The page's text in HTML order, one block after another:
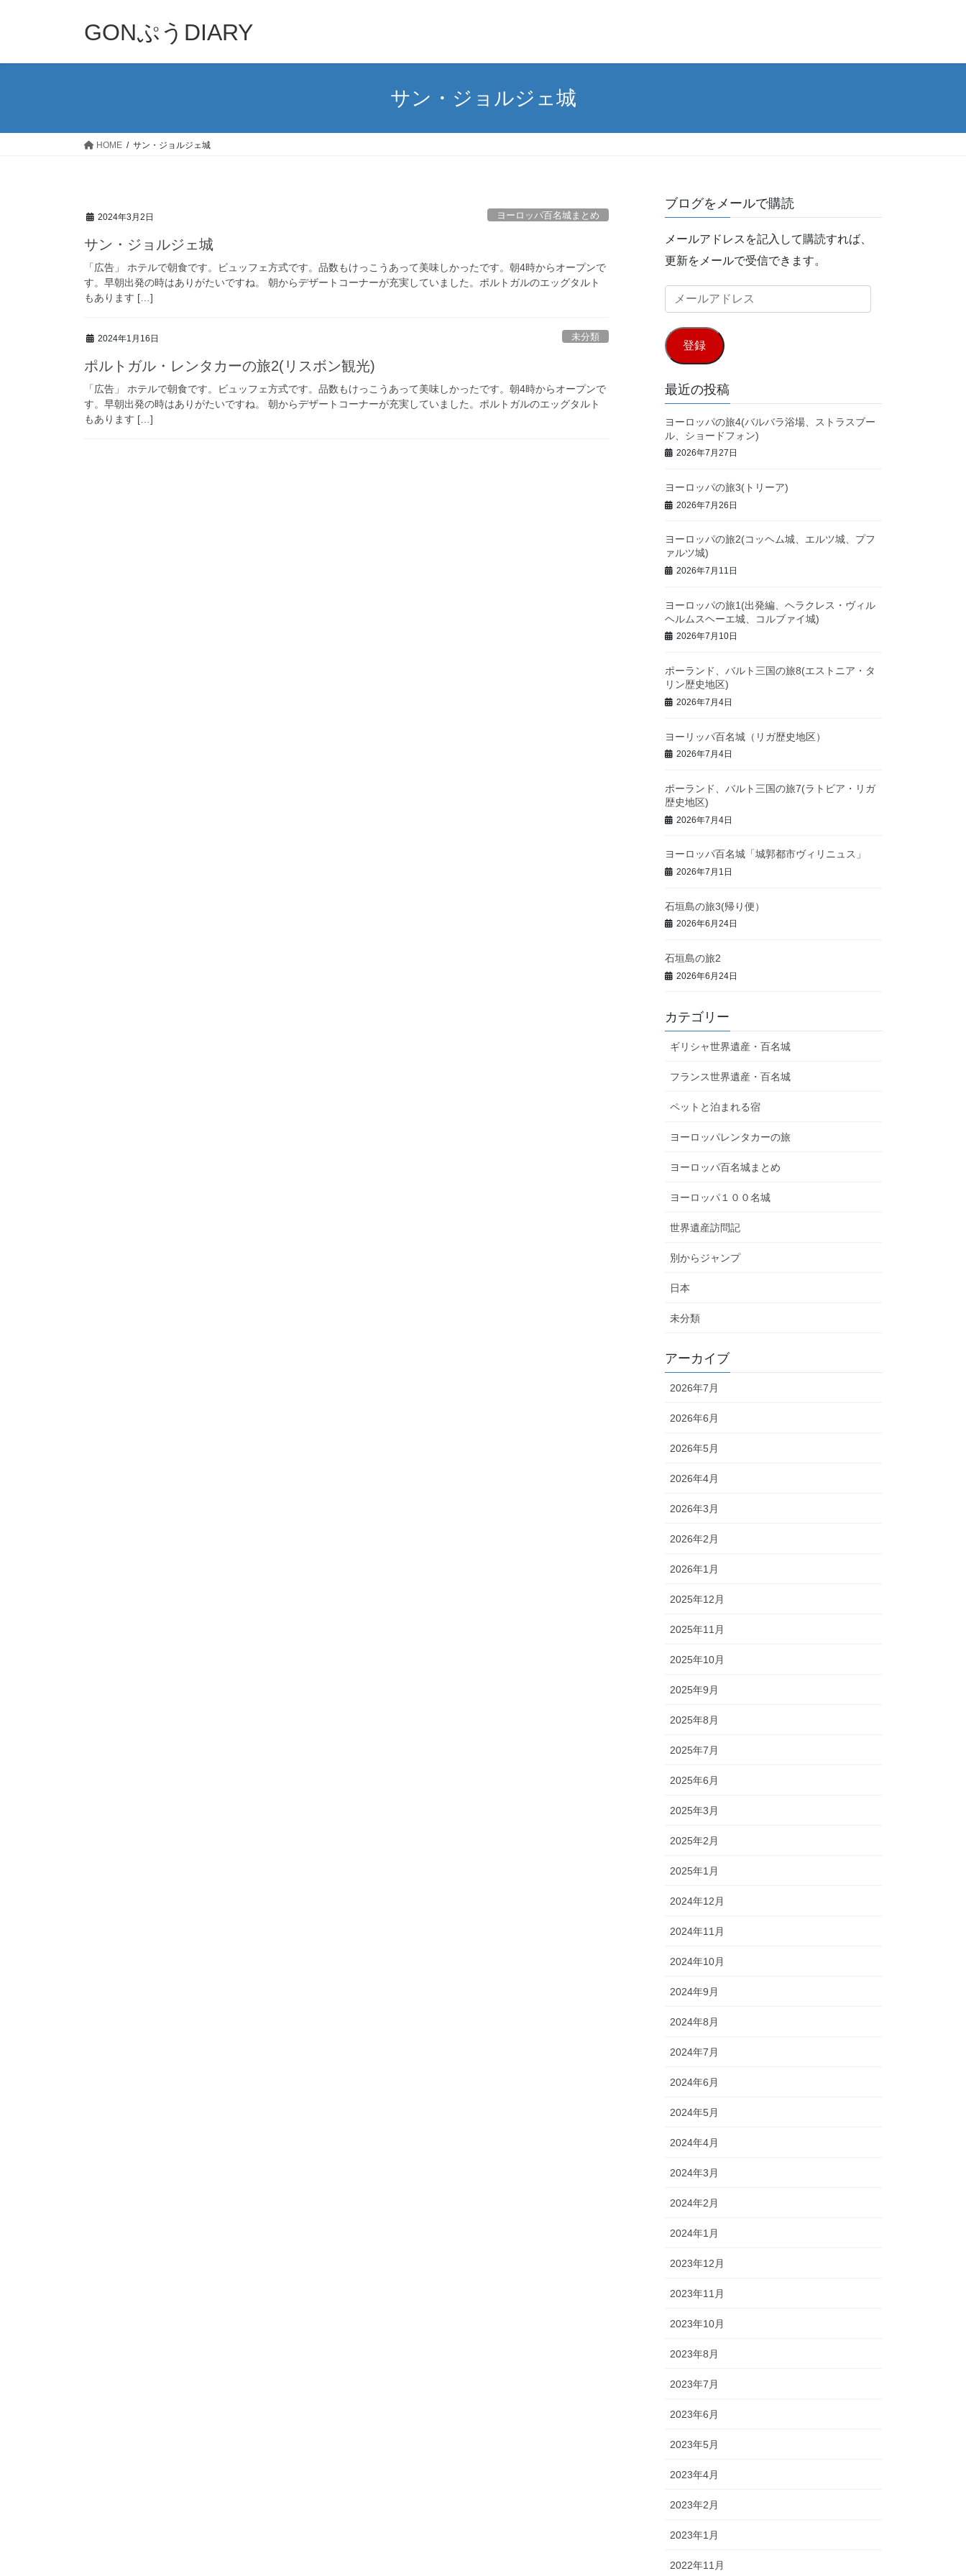
GONぷうDIARY
サン・ジョルジェ城
HOME サン・ジョルジェ城
2024年3月2日 ヨーロッパ百名城まとめ
サン・ジョルジェ城
「広告」 ホテルで朝食です。ビュッフェ方式です。品数もけっこうあって美味しかったです。朝4時からオープンで
す。早朝出発の時はありがたいですね。 朝からデザートコーナーが充実していました。ポルトガルのエッグタルト
もあります […]
2024年1月16日 未分類
ポルトガル・レンタカーの旅2(リスボン観光)
「広告」 ホテルで朝食です。ビュッフェ方式です。品数もけっこうあって美味しかったです。朝4時からオープンで
す。早朝出発の時はありがたいですね。 朝からデザートコーナーが充実していました。ポルトガルのエッグタルト
もあります […]
ブログをメールで購読
メールアドレスを記入して購読すれば、
更新をメールで受信できます。
ー
ル
ア
ド
レ
ス
登録
最近の投稿
ヨーロッパの旅4(バルバラ浴場、ストラスブー
ル、ショードフォン)
2026年7月27日
ヨーロッパの旅3(トリーア)
2026年7月26日
ヨーロッパの旅2(コッヘム城、エルツ城、プフ
ァルツ城)
2026年7月11日
ヨーロッパの旅1(出発編、ヘラクレス・ヴィル
ヘルムスヘーエ城、コルブァイ城)
2026年7月10日
ポーランド、バルト三国の旅8(エストニア・タ
リン歴史地区)
2026年7月4日
ヨーリッパ百名城（リガ歴史地区）
2026年7月4日
ポーランド、バルト三国の旅7(ラトビア・リガ
歴史地区)
2026年7月4日
ヨーロッパ百名城「城郭都市ヴィリニュス」
2026年7月1日
石垣島の旅3(帰り便）
2026年6月24日
石垣島の旅2
2026年6月24日
カテゴリー
ギリシャ世界遺産・百名城
フランス世界遺産・百名城
ペットと泊まれる宿
ヨーロッパレンタカーの旅
ヨーロッパ百名城まとめ
ヨーロッパ１００名城
世界遺産訪問記
別からジャンプ
日本
未分類
アーカイブ
2026年7月
2026年6月
2026年5月
2026年4月
2026年3月
2026年2月
2026年1月
2025年12月
2025年11月
2025年10月
2025年9月
2025年8月
2025年7月
2025年6月
2025年3月
2025年2月
2025年1月
2024年12月
2024年11月
2024年10月
2024年9月
2024年8月
2024年7月
2024年6月
2024年5月
2024年4月
2024年3月
2024年2月
2024年1月
2023年12月
2023年11月
2023年10月
2023年8月
2023年7月
2023年6月
2023年5月
2023年4月
2023年2月
2023年1月
2022年11月